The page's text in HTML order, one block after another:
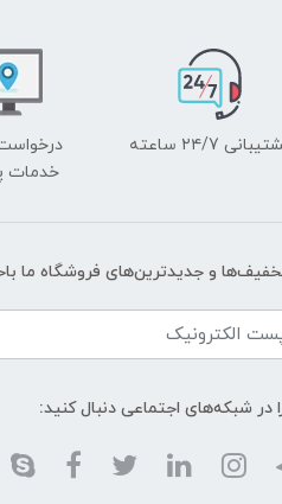
۲۴/7 ساعته
خدمات
و جدیدترین‌های فروشگاه ما
در شبکه‌های اجتماعی دنبال کنید: